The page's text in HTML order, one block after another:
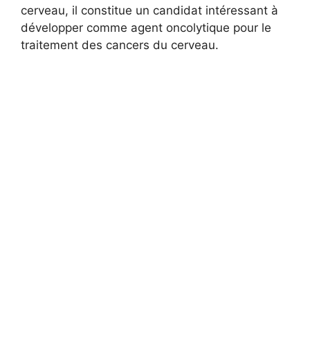
cerveau, il constitue un candidat intéressant à
développer comme agent oncolytique pour le
traitement des cancers du cerveau.